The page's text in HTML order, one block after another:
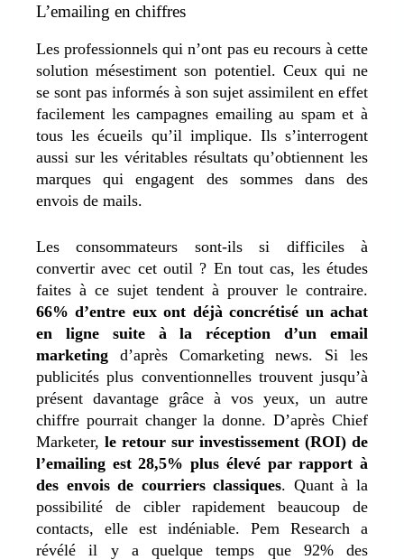
L’emailing en chiffres
Les professionnels qui n’ont pas eu recours à cette
solution mésestiment son potentiel. Ceux qui ne
se sont pas informés à son sujet assimilent en effet
facilement les campagnes emailing au spam et à
tous les écueils qu’il implique. Ils s’interrogent
aussi sur les véritables résultats qu’obtiennent les
marques qui engagent des sommes dans des
envois de mails.
Les consommateurs sont-ils si difficiles à
convertir avec cet outil ? En tout cas, les études
faites à ce sujet tendent à prouver le contraire.
66% d’entre eux ont déjà concrétisé un achat
en ligne suite à la réception d’un email
marketing d’après Comarketing news. Si les
publicités plus conventionnelles trouvent jusqu’à
présent davantage grâce à vos yeux, un autre
chiffre pourrait changer la donne. D’après Chief
Marketer, le retour sur investissement (ROI) de
l’emailing est 28,5% plus élevé par rapport à
des envois de courriers classiques. Quant à la
possibilité de cibler rapidement beaucoup de
contacts, elle est indéniable. Pem Research a
révélé il y a quelque temps que 92% des